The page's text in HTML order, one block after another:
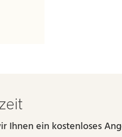
Ihnen ein kostenloses